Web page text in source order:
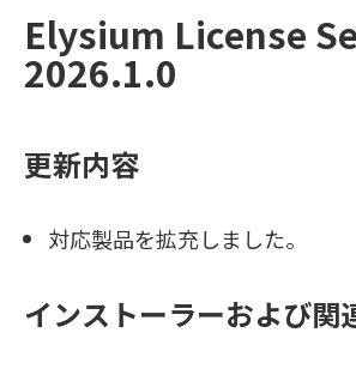
Elysium License
2026.1.0
更新内容
対応製品を拡充しました。
インストーラーおよび関